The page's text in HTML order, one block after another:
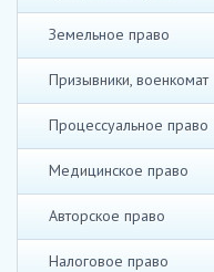
Земельное право
Призывники, военкомат
Процессуальное право
Медицинское право
Авторское право
Налоговое право